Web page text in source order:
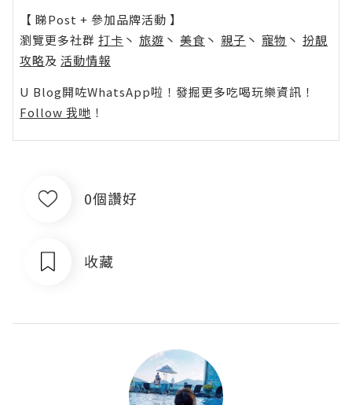
【 睇Post + 參加品牌活動 】
瀏覽更多社群 打卡 丶 旅遊 丶 美食 丶 親子 丶 寵物 丶 扮靚
攻略及 活動情報
U Blog開咗WhatsApp啦！發掘更多吃喝玩樂資訊！
Follow 我哋 ！
0個讚好
收藏